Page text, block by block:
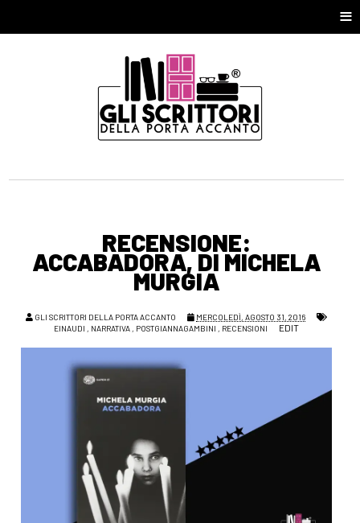
≡
RECENSIONE:
ACCABADORA, DI MICHELA
MURGIA
GLI SCRITTORI DELLA PORTA ACCANTO
MERCOLEDÌ, AGOSTO 31, 2016
EINAUDI , NARRATIVA , POSTGIANNAGAMBINI , RECENSIONI EDIT